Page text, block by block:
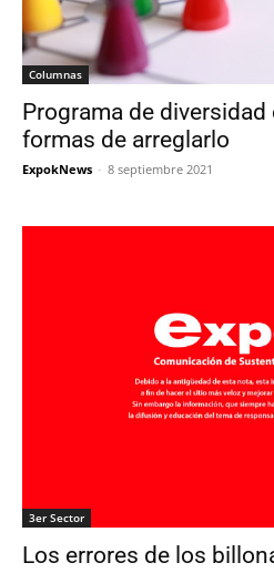
Columnas
Programa de
formas de arreglarlo
ExpokNews - 8 septiembre 2021
3er Sector
Los errores de los